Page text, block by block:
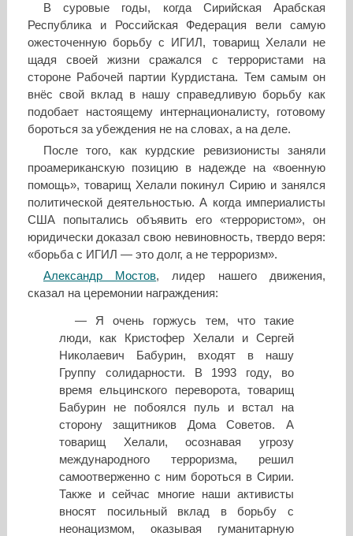
В суровые годы, когда Сирийская Арабская
Республика и Российская Федерация вели самую
ожесточенную борьбу с ИГИЛ, товарищ Хелали не
щадя своей жизни сражался с террористами на
стороне Рабочей партии Курдистана. Тем самым он
внёс свой вклад в нашу справедливую борьбу как
подобает настоящему интернационалисту, готовому
бороться за убеждения не на словах, а на деле.
После того, как курдские ревизионисты заняли
проамериканскую позицию в надежде на «военную
помощь», товарищ Хелали покинул Сирию и занялся
политической деятельностью. А когда империалисты
США попытались объявить его «террористом», он
юридически доказал свою невиновность, твердо веря:
«борьба с ИГИЛ — это долг, а не терроризм».
Александр Мостов, лидер нашего движения,
сказал на церемонии награждения:
— Я очень горжусь тем, что такие
люди, как Кристофер Хелали и Сергей
Николаевич Бабурин, входят в нашу
Группу солидарности. В 1993 году, во
время ельцинского переворота, товарищ
Бабурин не побоялся пуль и встал на
сторону защитников Дома Советов. А
товарищ Хелали, осознавая угрозу
международного терроризма, решил
самоотверженно с ним бороться в Сирии.
Также и сейчас многие наши активисты
вносят посильный вклад в борьбу с
неонацизмом, оказывая гуманитарную